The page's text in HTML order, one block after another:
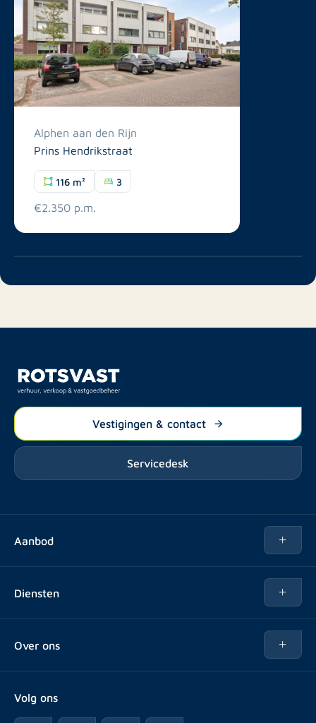
Alphen aan den Rijn
Prins Hendrikstraat
116 m² 3
€2.350 p.m.
Vestigingen & contact
Servicedesk
Aanbod
Diensten
Vastgoedbeheer
Over ons
Veelgestelde vragen
Volg ons